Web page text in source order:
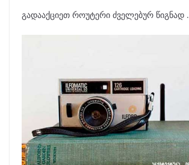
გადააქციეთ როუტერი ძველებურ წიგნად .